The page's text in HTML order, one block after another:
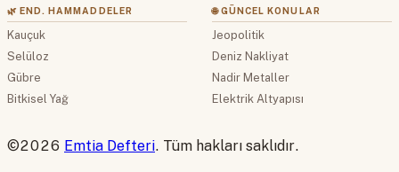
🌿 END. HAMMADDELER
Kauçuk
Selüloz
Gübre
Bitkisel Yağ
🌐 GÜNCEL KONULAR
Jeopolitik
Deniz Nakliyat
Nadir Metaller
Elektrik Altyapısı
©2026 Emtia Defteri. Tüm hakları saklıdır.